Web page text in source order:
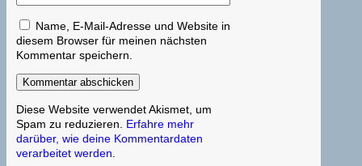
Name, E-Mail-Adresse und Website in
diesem Browser für meinen nächsten
Kommentar speichern.
Diese Website verwendet Akismet, um
Spam zu reduzieren. Erfahre mehr
darüber, wie deine Kommentardaten
verarbeitet werden